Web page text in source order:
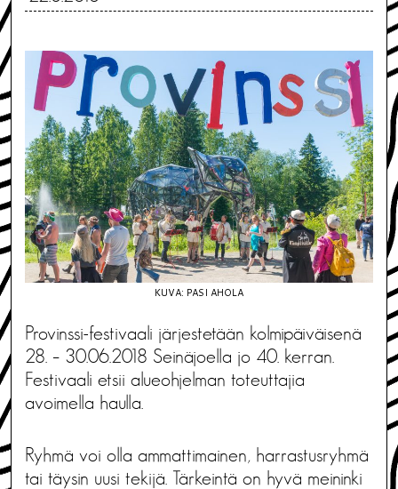
KUVA: PASI AHOLA
Provinssi-festivaali järjestetään kolmipäiväisenä
28. – 30.06.2018 Seinäjoella jo 40. kerran.
Festivaali etsii alueohjelman toteuttajia
avoimella haulla.
Ryhmä voi olla ammattimainen, harrastusryhmä
tai täysin uusi tekijä. Tärkeintä on hyvä meininki